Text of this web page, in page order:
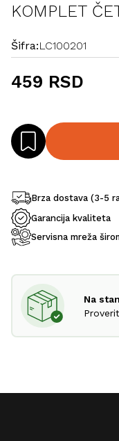
KOMPLET
Šifra:LC100201
459 RSD
Brza dostava (3-5
Garancija kvaliteta
Servisna mreža
Na